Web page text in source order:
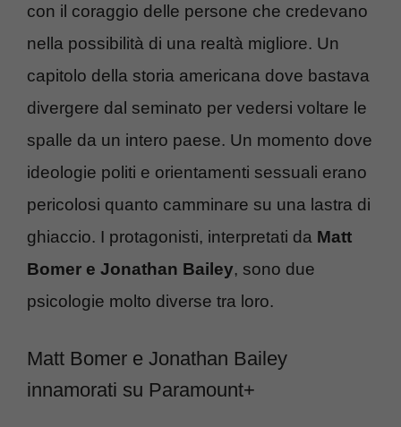
con il coraggio delle persone che credevano
nella possibilità di una realtà migliore. Un
capitolo della storia americana dove bastava
divergere dal seminato per vedersi voltare le
spalle da un intero paese. Un momento dove
ideologie politi e orientamenti sessuali erano
pericolosi quanto camminare su una lastra di
ghiaccio. I protagonisti, interpretati da Matt
Bomer e Jonathan Bailey, sono due
psicologie molto diverse tra loro.
Matt Bomer e Jonathan Bailey
innamorati su Paramount+